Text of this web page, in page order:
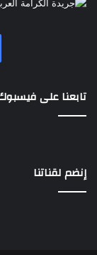
تابعنا على
إنضم لقناتنا